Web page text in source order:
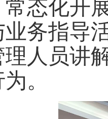
常态化开
务指导
理人员讲
。